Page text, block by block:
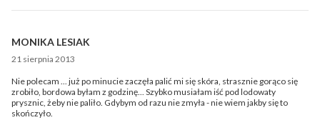
MONIKA LESIAK
21 sierpnia 2013
Nie polecam ... już po minucie zaczęła palić mi się skóra, strasznie gorąco się
zrobiło, bordowa byłam z godzinę... Szybko musiałam iść pod lodowaty
prysznic, żeby nie paliło. Gdybym od razu nie zmyła - nie wiem jakby się to
skończyło.